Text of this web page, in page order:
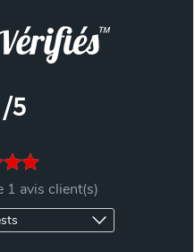
/5
1 avis client(s)